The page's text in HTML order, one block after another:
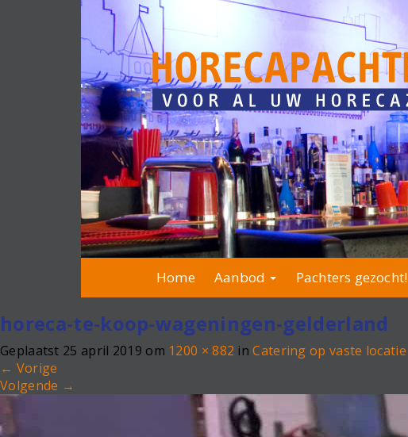
Home Aanbod Pachters gezocht!
horeca-te-koop-wageningen-gelderland
Geplaatst 25 april 2019 om 1200 × 882 inCatering op vaste locatie
← Vorige
Volgende →